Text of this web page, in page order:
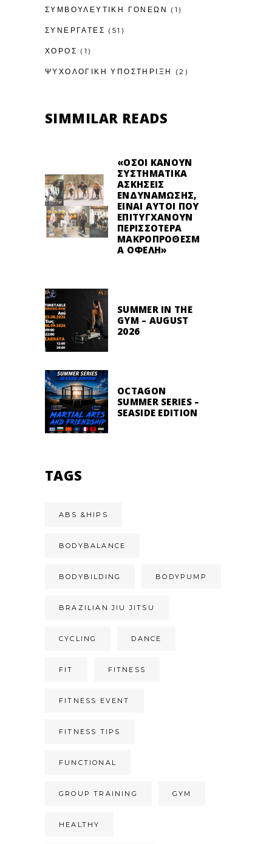
ΣΥΜΒΟΥΛΕΥΤΙΚΉ ΓΟΝΈΩΝ (1)
ΣΥΝΕΡΓΑΤΕΣ (51)
ΧΟΡΟΣ (1)
ΨΥΧΟΛΟΓΙΚΉ ΥΠΟΣΤΉΡΙΞΗ (2)
SIMMILAR READS
«ΌΣΟΙ ΚΆΝΟΥΝ
ΣΥΣΤΗΜΑΤΙΚΆ
ΑΣΚΉΣΕΙΣ
ΕΝΔΥΝΆΜΩΣΗΣ,
ΕΊΝΑΙ ΑΥΤΟΊ ΠΟΥ
ΕΠΙΤΥΓΧΆΝΟΥΝ
ΠΕΡΙΣΣΌΤΕΡΑ
ΜΑΚΡΟΠΡΌΘΕΣΜ
Α ΟΦΈΛΗ»
SUMMER IN THE
GYM – AUGUST
2026
OCTAGON
SUMMER SERIES –
SEASIDE EDITION
TAGS
ABS &HIPS
BODYBALANCE
BODYBILDING BODYPUMP
BRAZILIAN JIU JITSU
CYCLING DANCE
FIT FITNESS
FITNESS EVENT
FITNESS TIPS
FUNCTIONAL
GROUP TRAINING GYM
HEALTHY